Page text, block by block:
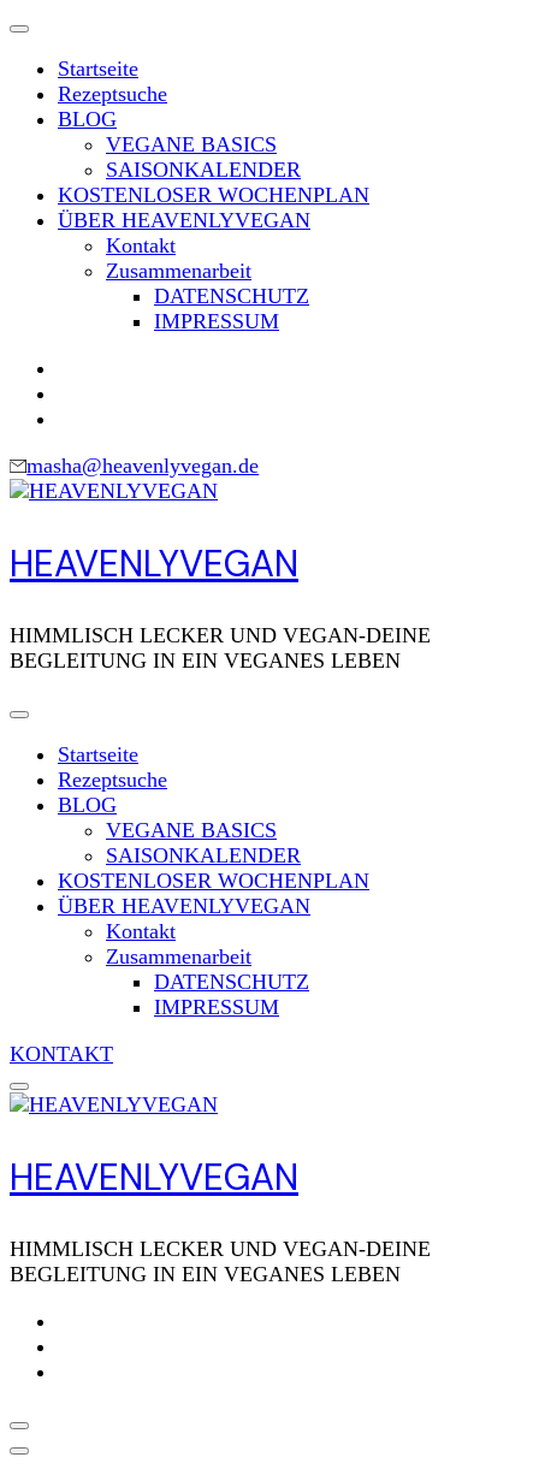
Skip
content
(Press
Enter)
Startseite
Rezeptsuche
BLOG
VEGANE BASICS
SAISONKALENDER
KOSTENLOSER WOCHENPLAN
ÜBER HEAVENLYVEGAN
Kontakt
Zusammenarbeit
DATENSCHUTZ
IMPRESSUM
masha@heavenlyvegan.de
HEAVENLYVEGAN
HIMMLISCH LECKER UND VEGAN-DEINE
BEGLEITUNG IN EIN VEGANES LEBEN
Startseite
Rezeptsuche
BLOG
VEGANE BASICS
SAISONKALENDER
KOSTENLOSER WOCHENPLAN
ÜBER HEAVENLYVEGAN
Kontakt
Zusammenarbeit
DATENSCHUTZ
IMPRESSUM
KONTAKT
HEAVENLYVEGAN
HIMMLISCH LECKER UND VEGAN-DEINE
BEGLEITUNG IN EIN VEGANES LEBEN